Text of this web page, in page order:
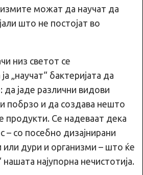
можат да научат да
што не постојат во
низ светот се
„научат“ бактеријата да
да јаде различни видови
побрзо и да создава нешто
продукти. Се надеваат дека
– со посебно дизајнирани
дури и организми – што ќе
најупорна нечистотија.